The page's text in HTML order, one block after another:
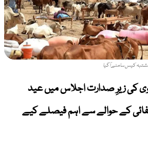
کیس سامنے آگیا
کی زیرِ صدارت اجلاس میں عید
کے حوالے سے اہم فیصلے کیے